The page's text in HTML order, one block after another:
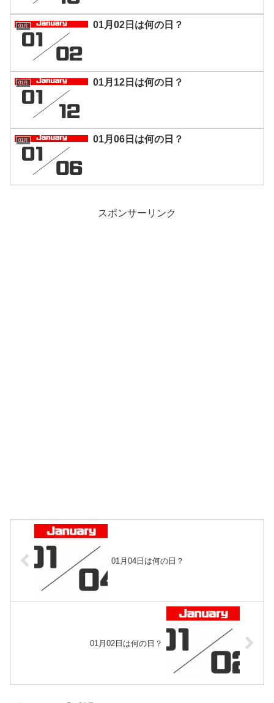
01月 01月02日は何の日？
01月 01月12日は何の日？
01月 01月06日は何の日？
スポンサーリンク
01月04日は何の日？
01月02日は何の日？